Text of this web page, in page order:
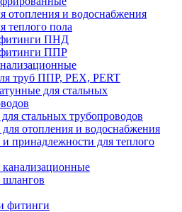
отопления и водоснабжения
теплого пола
ПНД
ППР
труб ППР, PEX, PERT
для стальных
стальных трубопроводов
отопления и водоснабжения
принадлежности для теплого
фитинги